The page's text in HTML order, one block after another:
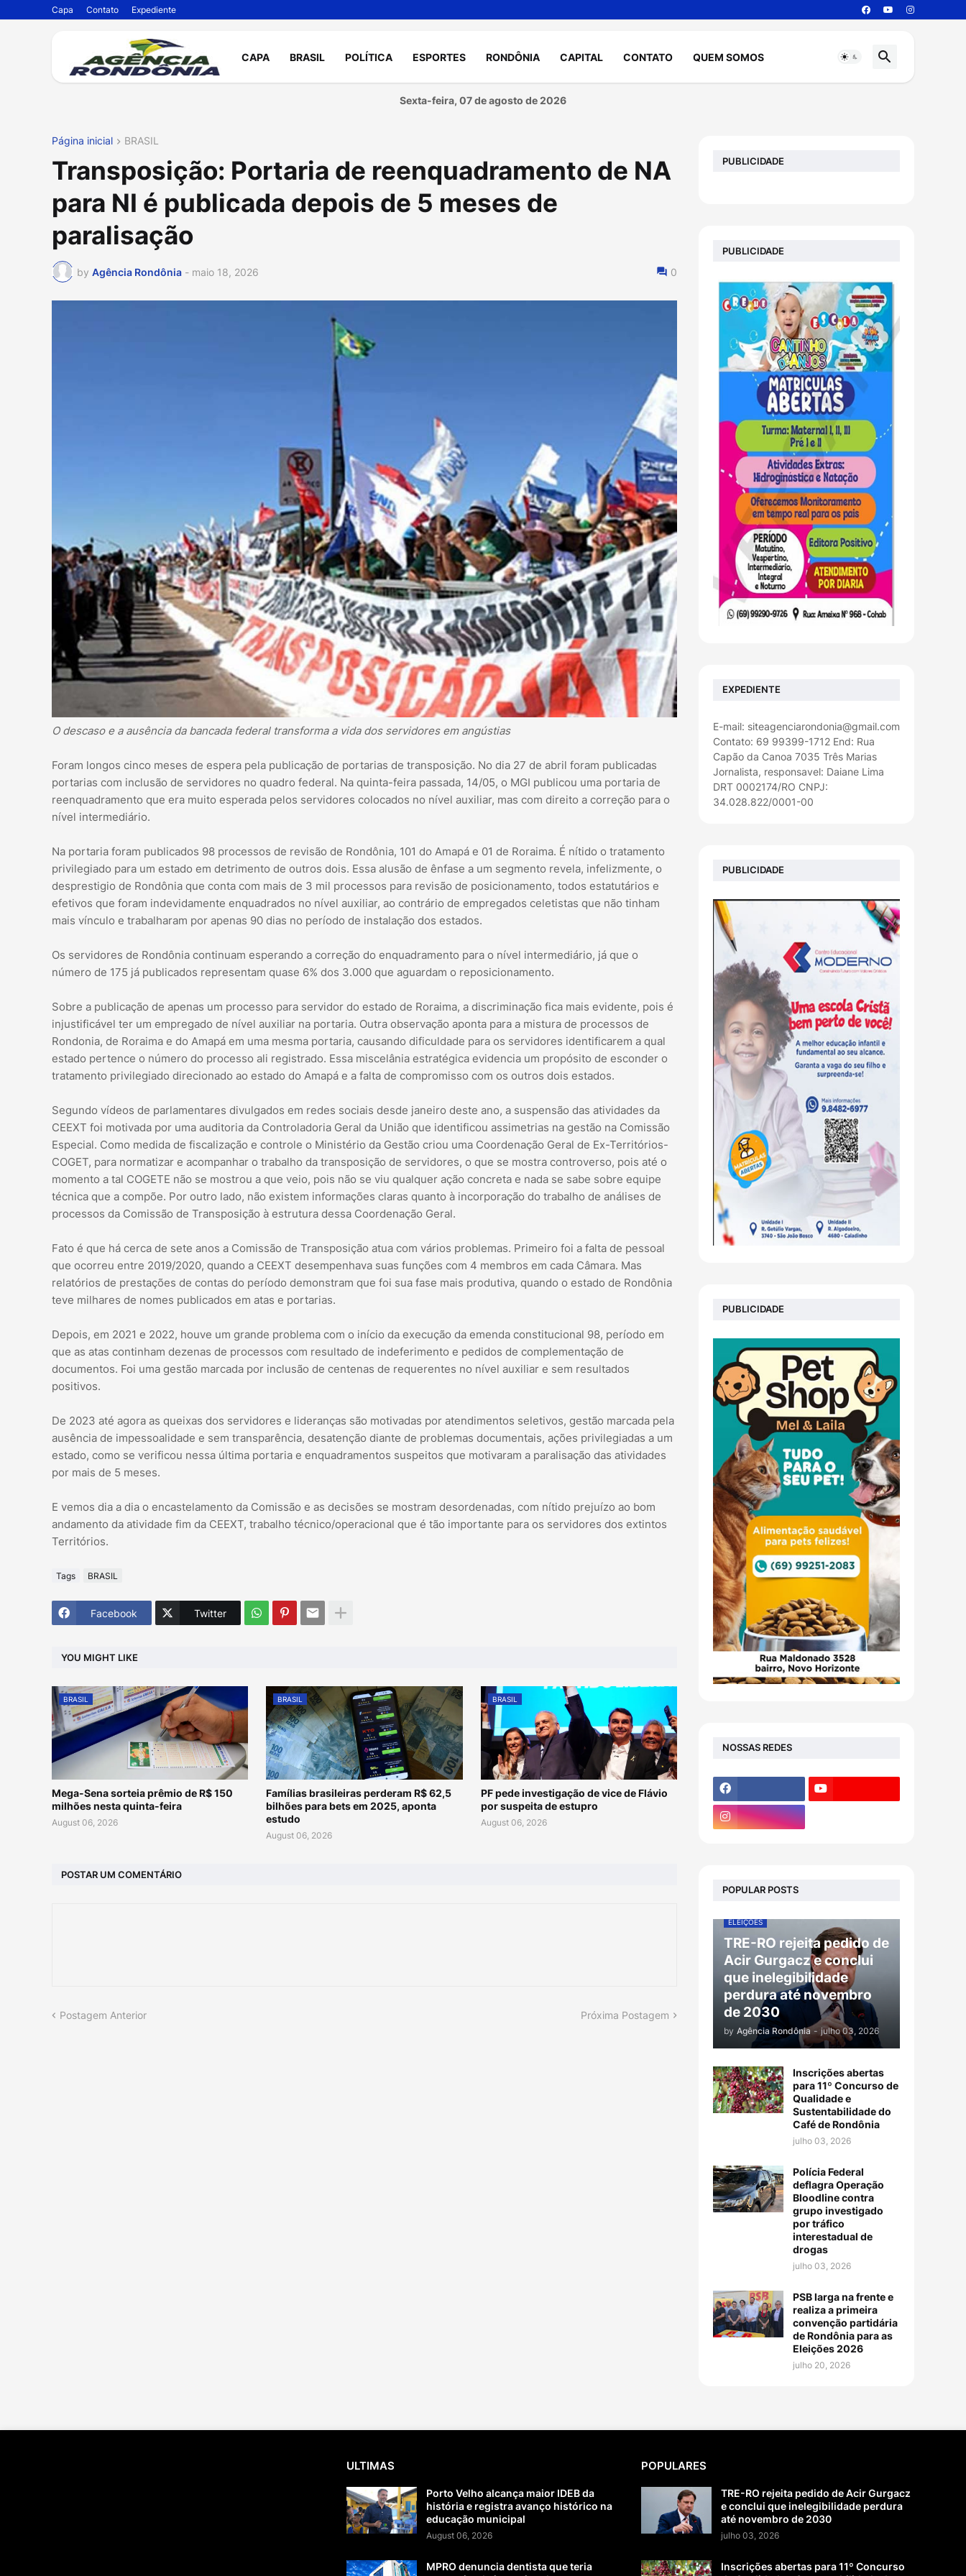
Capa Contato Expediente
CAPA BRASIL POLÍTICA ESPORTES RONDÔNIA CAPITAL CONTATO QUEM SOMOS
Sexta-feira, 07 de agosto de 2026
Página inicial BRASIL
Transposição: Portaria de reenquadramento de NA
para NI é publicada depois de 5 meses de
paralisação
by Agência Rondônia - maio 18, 2026 0
O descaso e a ausência da bancada federal transforma a vida dos servidores em angústias
Foram longos cinco meses de espera pela publicação de portarias de transposição. No dia 27 de abril foram publicadas
portarias com inclusão de servidores no quadro federal. Na quinta-feira passada, 14/05, o MGI publicou uma portaria de
reenquadramento que era muito esperada pelos servidores colocados no nível auxiliar, mas com direito a correção para o
nível intermediário.
Na portaria foram publicados 98 processos de revisão de Rondônia, 101 do Amapá e 01 de Roraima. É nítido o tratamento
privilegiado para um estado em detrimento de outros dois. Essa alusão de ênfase a um segmento revela, infelizmente, o
desprestigio de Rondônia que conta com mais de 3 mil processos para revisão de posicionamento, todos estatutários e
efetivos que foram indevidamente enquadrados no nível auxiliar, ao contrário de empregados celetistas que não tinham
mais vínculo e trabalharam por apenas 90 dias no período de instalação dos estados.
Os servidores de Rondônia continuam esperando a correção do enquadramento para o nível intermediário, já que o
número de 175 já publicados representam quase 6% dos 3.000 que aguardam o reposicionamento.
Sobre a publicação de apenas um processo para servidor do estado de Roraima, a discriminação fica mais evidente, pois é
injustificável ter um empregado de nível auxiliar na portaria. Outra observação aponta para a mistura de processos de
Rondonia, de Roraima e do Amapá em uma mesma portaria, causando dificuldade para os servidores identificarem a qual
estado pertence o número do processo ali registrado. Essa miscelânia estratégica evidencia um propósito de esconder o
tratamento privilegiado direcionado ao estado do Amapá e a falta de compromisso com os outros dois estados.
Segundo vídeos de parlamentares divulgados em redes sociais desde janeiro deste ano, a suspensão das atividades da
CEEXT foi motivada por uma auditoria da Controladoria Geral da União que identificou assimetrias na gestão na Comissão
Especial. Como medida de fiscalização e controle o Ministério da Gestão criou uma Coordenação Geral de Ex-Territórios-
COGET, para normatizar e acompanhar o trabalho da transposição de servidores, o que se mostra controverso, pois até o
momento a tal COGETE não se mostrou a que veio, pois não se viu qualquer ação concreta e nada se sabe sobre equipe
técnica que a compõe. Por outro lado, não existem informações claras quanto à incorporação do trabalho de análises de
processos da Comissão de Transposição à estrutura dessa Coordenação Geral.
Fato é que há cerca de sete anos a Comissão de Transposição atua com vários problemas. Primeiro foi a falta de pessoal
que ocorreu entre 2019/2020, quando a CEEXT desempenhava suas funções com 4 membros em cada Câmara. Mas
relatórios de prestações de contas do período demonstram que foi sua fase mais produtiva, quando o estado de Rondônia
teve milhares de nomes publicados em atas e portarias.
Depois, em 2021 e 2022, houve um grande problema com o início da execução da emenda constitucional 98, período em
que as atas continham dezenas de processos com resultado de indeferimento e pedidos de complementação de
documentos. Foi uma gestão marcada por inclusão de centenas de requerentes no nível auxiliar e sem resultados
positivos.
De 2023 até agora as queixas dos servidores e lideranças são motivadas por atendimentos seletivos, gestão marcada pela
ausência de impessoalidade e sem transparência, desatenção diante de problemas documentais, ações privilegiadas a um
estado, como se verificou nessa última portaria e enquadramentos suspeitos que motivaram a paralisação das atividades
por mais de 5 meses.
E vemos dia a dia o encastelamento da Comissão e as decisões se mostram desordenadas, com nítido prejuízo ao bom
andamento da atividade fim da CEEXT, trabalho técnico/operacional que é tão importante para os servidores dos extintos
Territórios.
Tags BRASIL
Facebook Twitter
YOU MIGHT LIKE
BRASIL
Mega-Sena sorteia prêmio de R$ 150
milhões nesta quinta-feira
August 06, 2026
BRASIL
Famílias brasileiras perderam R$ 62,5
bilhões para bets em 2025, aponta
estudo
August 06, 2026
BRASIL
PF pede investigação de vice de Flávio
por suspeita de estupro
August 06, 2026
POSTAR UM COMENTÁRIO
Postagem Anterior Próxima Postagem
PUBLICIDADE
PUBLICIDADE
EXPEDIENTE
E-mail: siteagenciarondonia@gmail.com
Contato: 69 99399-1712 End: Rua
Capão da Canoa 7035 Três Marias
Jornalista, responsavel: Daiane Lima
DRT 0002174/RO CNPJ:
34.028.822/0001-00
PUBLICIDADE
PUBLICIDADE
NOSSAS REDES
POPULAR POSTS
ELEIÇÕES
TRE-RO rejeita pedido de
Acir Gurgacz e conclui
que inelegibilidade
perdura até novembro
de 2030
by Agência Rondônia - julho 03, 2026
Inscrições abertas
para 11º Concurso de
Qualidade e
Sustentabilidade do
Café de Rondônia
julho 03, 2026
Polícia Federal
deflagra Operação
Bloodline contra
grupo investigado
por tráfico
interestadual de
drogas
julho 03, 2026
PSB larga na frente e
realiza a primeira
convenção partidária
de Rondônia para as
Eleições 2026
julho 20, 2026
ULTIMAS
Porto Velho alcança maior IDEB da
história e registra avanço histórico na
educação municipal
August 06, 2026
MPRO denuncia dentista que teria
POPULARES
TRE-RO rejeita pedido de Acir Gurgacz
e conclui que inelegibilidade perdura
até novembro de 2030
julho 03, 2026
Inscrições abertas para 11º Concurso